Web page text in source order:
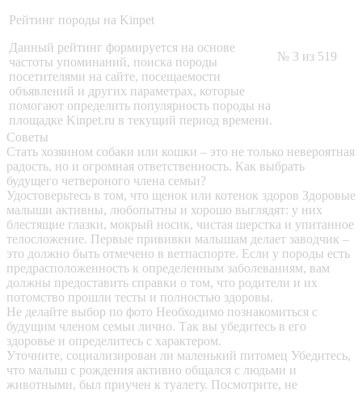
Рейтинг породы на Kinpet
Данный рейтинг формируется на основе
частоты упоминаний, поиска породы
посетителями на сайте, посещаемости
объявлений и других параметрах, которые
помогают определить популярность породы на
площадке Kinpet.ru в текущий период времени.
№ 3 из 519
Советы
Стать хозяином собаки или кошки – это не только невероятная
радость, но и огромная ответственность. Как выбрать
будущего четвероного члена семьи?
Удостоверьтесь в том, что щенок или котенок здоров Здоровые
малыши активны, любопытны и хорошо выглядят: у них
блестящие глазки, мокрый носик, чистая шерстка и упитанное
телосложение. Первые прививки малышам делает заводчик –
это должно быть отмечено в ветпаспорте. Если у породы есть
предрасположенность к определенным заболеваниям, вам
должны предоставить справки о том, что родители и их
потомство прошли тесты и полностью здоровы.
Не делайте выбор по фото Необходимо познакомиться с
будущим членом семьи лично. Так вы убедитесь в его
здоровье и определитесь с характером.
Уточните, социализирован ли маленький питомец Убедитесь,
что малыш с рождения активно общался с людьми и
животными, был приучен к туалету. Посмотрите, не